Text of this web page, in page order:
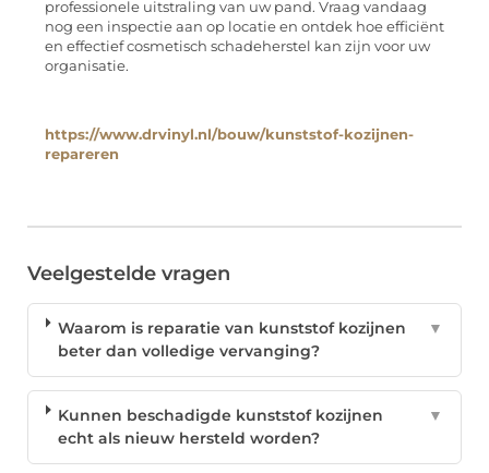
professionele uitstraling van uw pand. Vraag vandaag
nog een inspectie aan op locatie en ontdek hoe efficiënt
en effectief cosmetisch schadeherstel kan zijn voor uw
organisatie.
https://www.drvinyl.nl/bouw/kunststof-kozijnen-
repareren
Veelgestelde vragen
Waarom is reparatie van kunststof kozijnen
beter dan volledige vervanging?
▼
Kunnen beschadigde kunststof kozijnen
echt als nieuw hersteld worden?
▼